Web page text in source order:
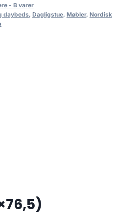
- B varer
daybeds, Dagligstue, Møbler, Nordisk